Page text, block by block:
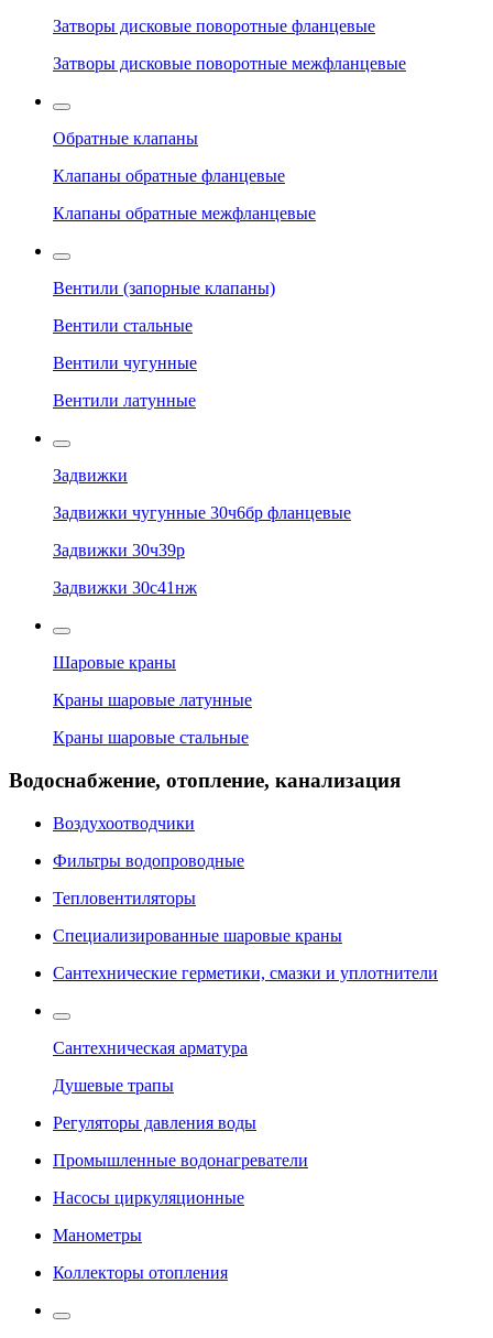
Затворы дисковые поворотные фланцевые
Затворы дисковые поворотные межфланцевые
Обратные клапаны
Клапаны обратные фланцевые
Клапаны обратные межфланцевые
Вентили (запорные клапаны)
Вентили стальные
Вентили чугунные
Вентили латунные
Задвижки
Задвижки чугунные 30ч6бр фланцевые
Задвижки 30ч39р
Задвижки 30с41нж
Шаровые краны
Краны шаровые латунные
Краны шаровые стальные
Водоснабжение, отопление, канализация
Воздухоотводчики
Фильтры водопроводные
Тепловентиляторы
Специализированные шаровые краны
Сантехнические герметики, смазки и уплотнители
Сантехническая арматура
Душевые трапы
Регуляторы давления воды
Промышленные водонагреватели
Насосы циркуляционные
Манометры
Коллекторы отопления